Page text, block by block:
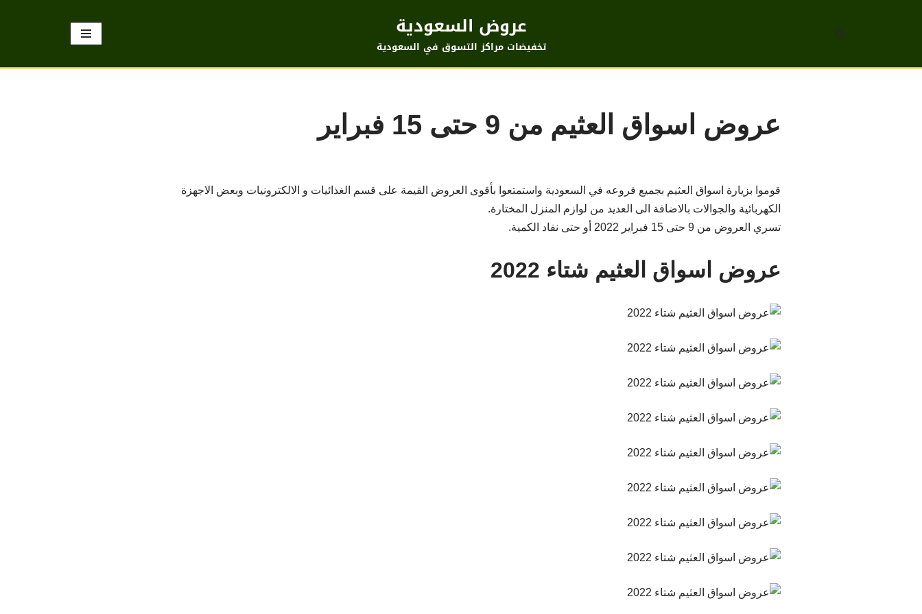
عروض السعودية
تخفيضات مراكز التسوق في السعودية
عروض اسواق العثيم من 9 حتى 15 فبراير
قوموا بزيارة اسواق العثيم بجميع فروعه في السعودية واستمتعوا بأقوى العروض القيمة على قسم الغذائيات و الالكترونيات وبعض الاجهزة
الكهربائية والجوالات بالاضافة الى العديد من لوازم المنزل المختارة.
تسري العروض من 9 حتى 15 فبراير 2022 أو حتى نفاد الكمية.
عروض اسواق العثيم شتاء 2022